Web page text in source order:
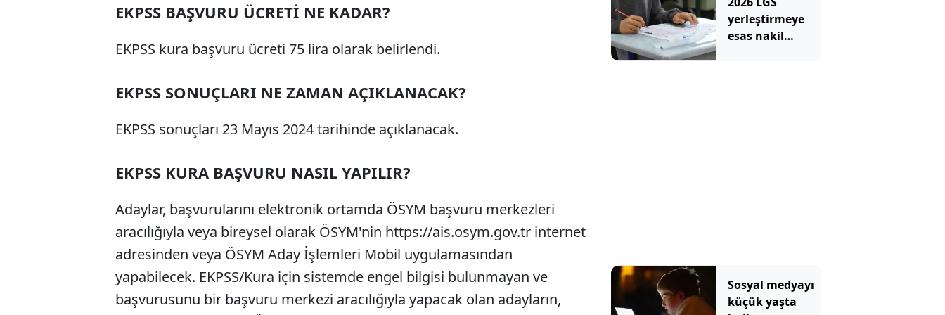
EKPSS BAŞVURU ÜCRETİ NE KADAR?
EKPSS kura başvuru ücreti 75 lira olarak belirlendi.
EKPSS SONUÇLARI NE ZAMAN AÇIKLANACAK?
EKPSS sonuçları 23 Mayıs 2024 tarihinde açıklanacak.
EKPSS KURA BAŞVURU NASIL YAPILIR?
Adaylar, başvurularını elektronik ortamda ÖSYM başvuru merkezleri
aracılığıyla veya bireysel olarak ÖSYM'nin https://ais.osym.gov.tr internet
adresinden veya ÖSYM Aday İşlemleri Mobil uygulamasından
yapabilecek. EKPSS/Kura için sistemde engel bilgisi bulunmayan ve
başvurusunu bir başvuru merkezi aracılığıyla yapacak olan adayların,
yerleştirmeye
esas nakil
Sosyal medyayı
küçük yaşta